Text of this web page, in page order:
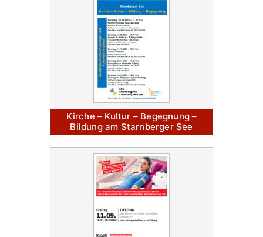
Kirche – Kultur – Begegnung –
Bildung am Starnberger See